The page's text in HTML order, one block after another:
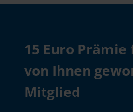
15 Euro
von Ihnen
Mitglied